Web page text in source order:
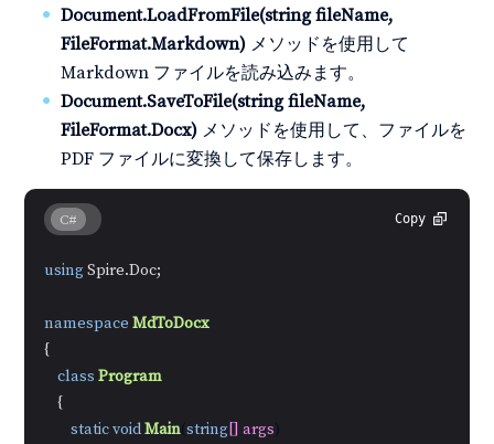
Document.LoadFromFile(string fileName,
FileFormat.Markdown) メソッドを使用して
Markdown ファイルを読み込みます。
Document.SaveToFile(string fileName,
FileFormat.Docx) メソッドを使用して、ファイルを
PDF ファイルに変換して保存します。
C# Copy
using Spire.Doc;
namespace MdToDocx
{
class Program
    {
staticvoidMain(string[] args)